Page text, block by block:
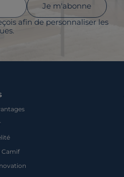
afin de personnaliser les
Je m'abonne
Camif